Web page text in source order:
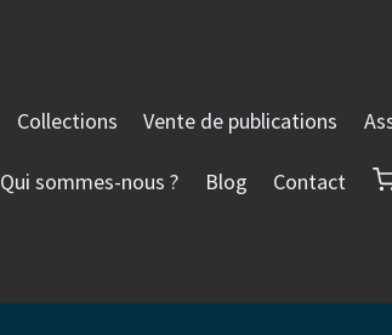
Collections Vente de publications
Qui sommes-nous ? Blog Contact